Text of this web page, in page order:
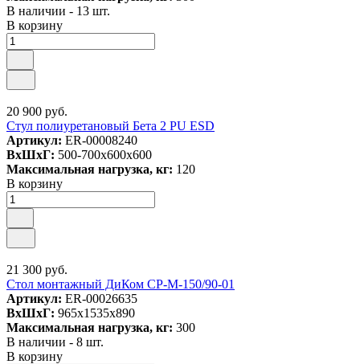
В наличии - 13 шт.
В корзину
20 900 руб.
Стул полиуретановый Бета 2 PU ESD
Артикул: ER-00008240
ВxШxГ: 500-700x600x600
Максимальная нагрузка, кг: 120
В корзину
21 300 руб.
Стол монтажный ДиКом СР-М-150/90-01
Артикул: ER-00026635
ВxШxГ: 965x1535x890
Максимальная нагрузка, кг: 300
В наличии - 8 шт.
В корзину